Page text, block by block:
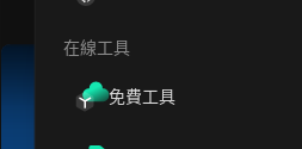
在線工具
免費工具
Play Video:（講座 13）在